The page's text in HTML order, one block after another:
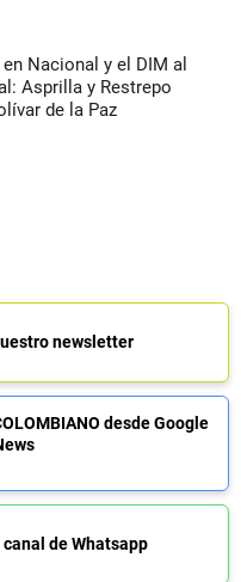
Nacional y el DIM al
Asprilla y Restrepo
de la Paz
newsletter
desde Google
de Whatsapp